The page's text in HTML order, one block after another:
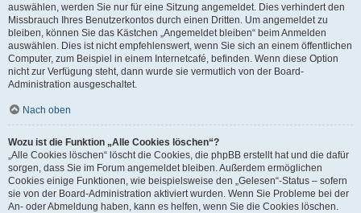
auswählen, werden Sie nur für eine Sitzung angemeldet. Dies verhindert den
Missbrauch Ihres Benutzerkontos durch einen Dritten. Um angemeldet zu
bleiben, können Sie das Kästchen „Angemeldet bleiben“ beim Anmelden
auswählen. Dies ist nicht empfehlenswert, wenn Sie sich an einem öffentlichen
Computer, zum Beispiel in einem Internetcafé, befinden. Wenn diese Option
nicht zur Verfügung steht, dann wurde sie vermutlich von der Board-
Administration ausgeschaltet.
Nach oben
Wozu ist die Funktion „Alle Cookies löschen“?
„Alle Cookies löschen“ löscht die Cookies, die phpBB erstellt hat und die dafür
sorgen, dass Sie im Forum angemeldet bleiben. Außerdem ermöglichen
Cookies einige Funktionen, wie beispielsweise den „Gelesen“-Status – sofern
sie von der Board-Administration aktiviert wurden. Wenn Sie Probleme bei der
An- oder Abmeldung haben, kann es helfen, wenn Sie die Cookies löschen.